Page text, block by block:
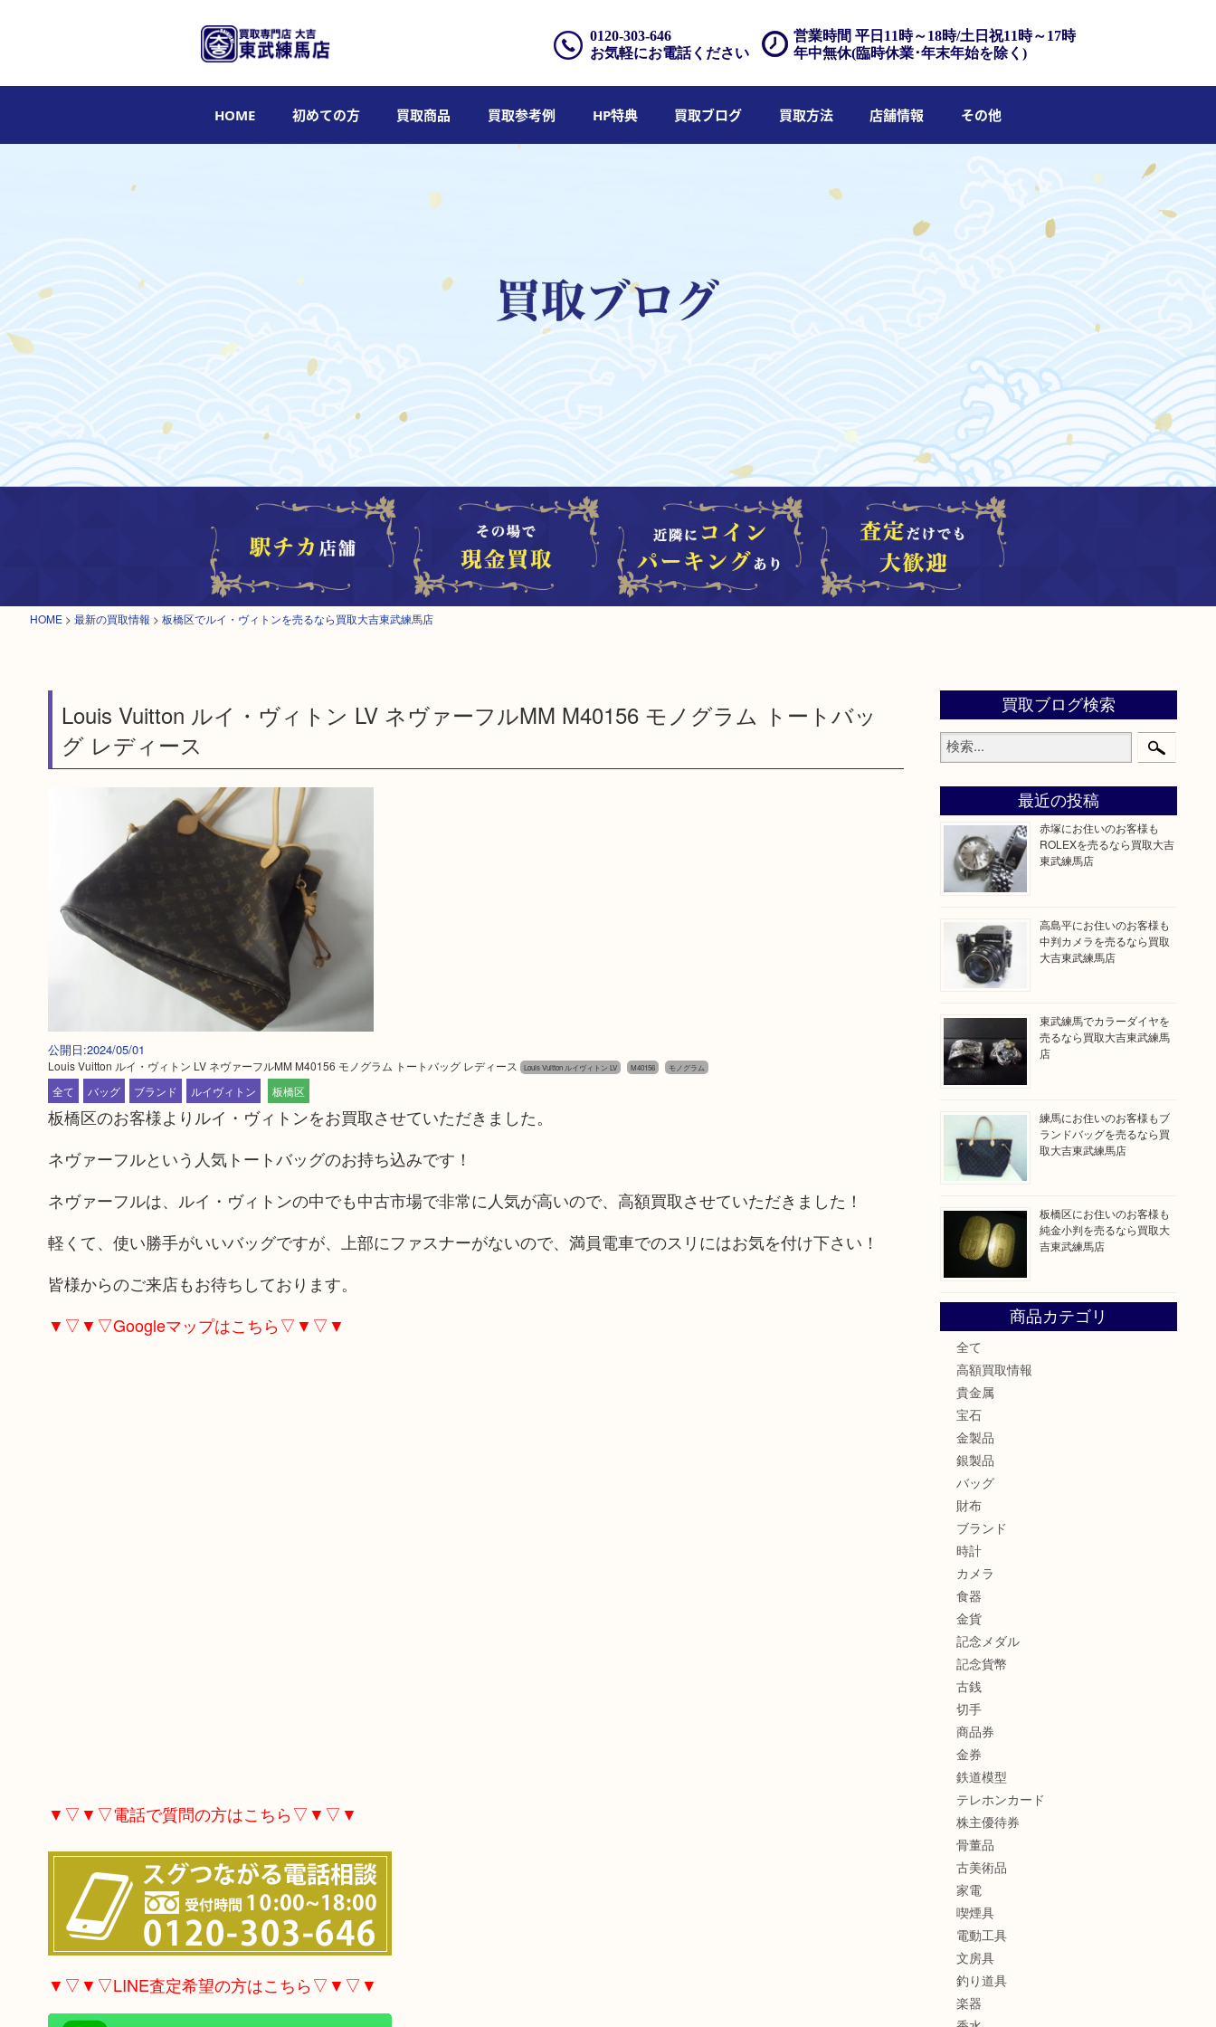
営業時間 平日11時～18時/土日祝11時～17時
年中無休(臨時休業･年末年始を除く)
0120-303-646
お気軽にお電話ください
HOME 初めての方 買取商品 買取参考例 HP特典 買取ブログ 買取方法 店舗情報 その他
HOME > 最新の買取情報 > 板橋区でルイ・ヴィトンを売るなら買取大吉東武練馬店
Louis Vuitton ルイ・ヴィトン LV ネヴァーフルMM M40156 モノグラム トートバッ
グ レディース
公開日:2024/05/01
Louis Vuitton ルイ・ヴィトン LV ネヴァーフルMM M40156 モノグラム トートバッグ レディース Louis Vuitton ルイヴィトン LV M40156 モノグラム
全て バッグ ブランド ルイヴィトン 板橋区
板橋区のお客様よりルイ・ヴィトンをお買取させていただきました。
ネヴァーフルという人気トートバッグのお持ち込みです！
ネヴァーフルは、ルイ・ヴィトンの中でも中古市場で非常に人気が高いので、高額買取させていただきました！
軽くて、使い勝手がいいバッグですが、上部にファスナーがないので、満員電車でのスリにはお気を付け下さい！
皆様からのご来店もお待ちしております。
▼▽▼▽Googleマップはこちら▽▼▽▼
▼▽▼▽電話で質問の方はこちら▽▼▽▼
▼▽▼▽LINE査定希望の方はこちら▽▼▽▼
買取ブログ検索
最近の投稿
赤塚にお住いのお客様も
ROLEXを売るなら買取大吉
東武練馬店
高島平にお住いのお客様も
中判カメラを売るなら買取
大吉東武練馬店
東武練馬でカラーダイヤを
売るなら買取大吉東武練馬
店
練馬にお住いのお客様もブ
ランドバッグを売るなら買
取大吉東武練馬店
板橋区にお住いのお客様も
純金小判を売るなら買取大
吉東武練馬店
商品カテゴリ
全て
高額買取情報
貴金属
宝石
金製品
銀製品
バッグ
財布
ブランド
時計
カメラ
食器
金貨
記念メダル
記念貨幣
古銭
切手
商品券
金券
鉄道模型
テレホンカード
株主優待券
骨董品
古美術品
家電
喫煙具
電動工具
文房具
釣り道具
楽器